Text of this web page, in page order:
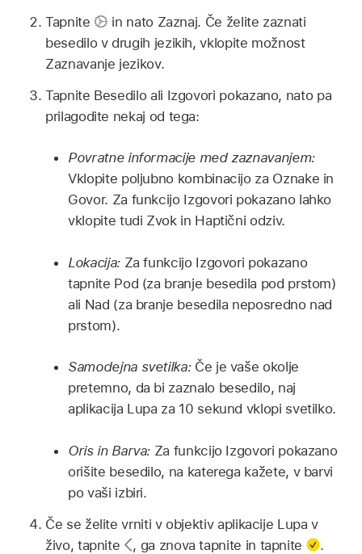
Tapnite
in nato Zaznaj. Če želite zaznati
besedilo v drugih jezikih, vklopite možnost
Zaznavanje jezikov.
Tapnite Besedilo ali Izgovori pokazano, nato pa
prilagodite nekaj od tega:
Povratne informacije med zaznavanjem:
Vklopite poljubno kombinacijo za Oznake in
Govor. Za funkcijo Izgovori pokazano lahko
vklopite tudi Zvok in Haptični odziv.
Lokacija:Za funkcijo Izgovori pokazano
tapnite Pod (za branje besedila pod prstom)
ali Nad (za branje besedila neposredno nad
prstom).
Samodejna svetilka:Če je vaše okolje
pretemno, da bi zaznalo besedilo, naj
aplikacija Lupa za 10 sekund vklopi svetilko.
Oris in Barva: Za funkcijo Izgovori pokazano
orišite besedilo, na katerega kažete, v barvi
po vaši izbiri.
Če se želite vrniti v objektiv aplikacije Lupa v
živo, tapnite
, ga znova tapnite in tapnite .